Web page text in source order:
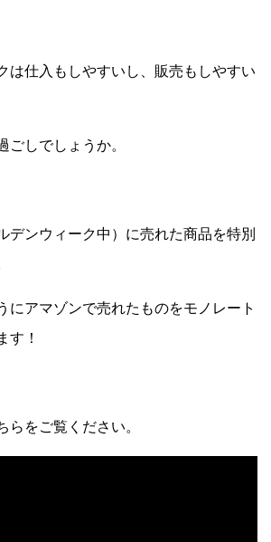
は仕入もしやすいし、販売もしやすい
ごしでしょうか。
デンウィーク中）に売れた商品を特別
にアマゾンで売れたものをモノレート
す！
らをご覧ください。